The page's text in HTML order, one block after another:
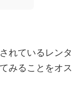
れているレンタ
みることをオス